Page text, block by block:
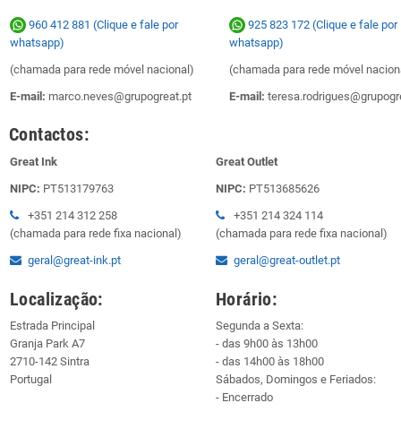
960 412 881 (Clique e fale por
whatsapp)
(chamada para rede móvel nacional)
E-mail: marco.neves@grupogreat.pt
925 823 172 (Clique e fale por
whatsapp)
(chamada para rede móvel
E-mail:
Contactos:
Great Ink
NIPC: PT513179763
+351 214 312 258
(chamada para rede fixa nacional)
geral@great-ink.pt
Great Outlet
NIPC: PT513685626
+351 214 324 114
(chamada para rede fixa nacional)
geral@great-outlet.pt
Localização:
Estrada Principal
Granja Park A7
2710-142 Sintra
Portugal
Horário:
Segunda a Sexta:
- das 9h00 às 13h00
- das 14h00 às 18h00
Sábados, Domingos e Feriados:
- Encerrado